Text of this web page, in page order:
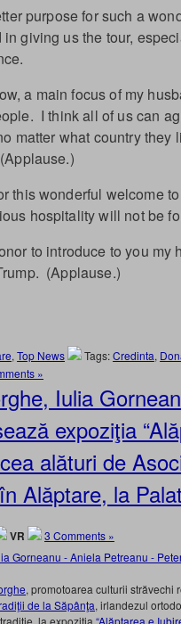
purpose for such a
giving us the tour,
a main focus of my
I think all of us can
matter what country
this wonderful welcome
hospitality will not be
to introduce to you my
(Applause.)
, Top News Tags:Credinta,
»
Iulia
expoziţia
alături de
Alăptare, la
VR 3 Comments »
, promotoarea culturii străvechi
de la Săpânţa, irlandezul
la expoziţia “Alăptarea e